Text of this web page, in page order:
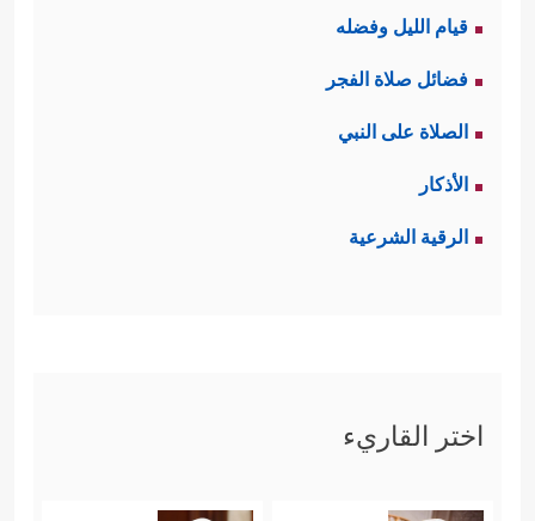
قيام الليل وفضله
فضائل صلاة الفجر
الصلاة على النبي
الأذكار
الرقية الشرعية
اختر القاريء